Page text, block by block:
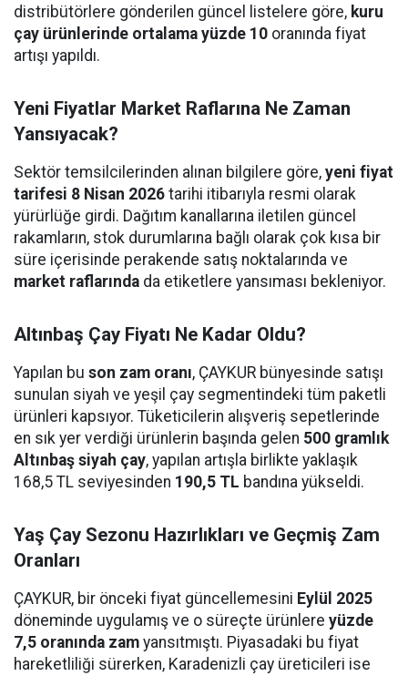
distribütörlere gönderilen güncel listelere göre, kuru
çay ürünlerinde ortalama yüzde 10 oranında fiyat
artışı yapıldı.
Yeni Fiyatlar Market Raflarına Ne Zaman
Yansıyacak?
Sektör temsilcilerinden alınan bilgilere göre, yeni fiyat
tarifesi 8 Nisan 2026 tarihi itibarıyla resmi olarak
yürürlüğe girdi. Dağıtım kanallarına iletilen güncel
rakamların, stok durumlarına bağlı olarak çok kısa bir
süre içerisinde perakende satış noktalarında ve
market raflarında da etiketlere yansıması bekleniyor.
Altınbaş Çay Fiyatı Ne Kadar Oldu?
Yapılan bu son zam oranı, ÇAYKUR bünyesinde satışı
sunulan siyah ve yeşil çay segmentindeki tüm paketli
ürünleri kapsıyor. Tüketicilerin alışveriş sepetlerinde
en sık yer verdiği ürünlerin başında gelen 500 gramlık
Altınbaş siyah çay, yapılan artışla birlikte yaklaşık
168,5 TL seviyesinden 190,5 TL bandına yükseldi.
Yaş Çay Sezonu Hazırlıkları ve Geçmiş Zam
Oranları
ÇAYKUR, bir önceki fiyat güncellemesini Eylül 2025
döneminde uygulamış ve o süreçte ürünlere yüzde
7,5 oranında zam yansıtmıştı. Piyasadaki bu fiyat
hareketliliği sürerken, Karadenizli çay üreticileri ise